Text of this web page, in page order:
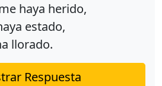
haya herido,
estado,
llorado.
Respuesta